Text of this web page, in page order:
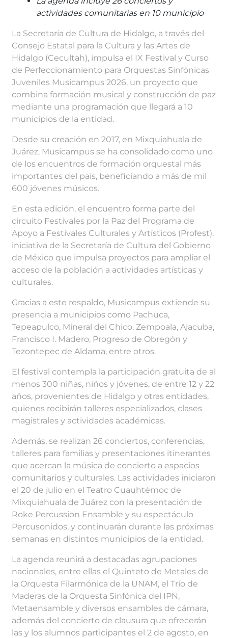
actividades comunitarias en 10 municipio
La Secretaría de Cultura de Hidalgo, a través del
Consejo Estatal para la Cultura y las Artes de
Hidalgo (Cecultah), impulsa el IX Festival y Curso
de Perfeccionamiento para Orquestas Sinfónicas
Juveniles Musicampus 2026, un proyecto que
combina formación musical y construcción de paz
mediante una programación que llegará a 10
municipios de la entidad.
Desde su creación en 2017, en Mixquiahuala de
Juárez, Musicampus se ha consolidado como uno
de los encuentros de formación orquestal más
importantes del país, beneficiando a más de mil
600 jóvenes músicos.
En esta edición, el encuentro forma parte del
circuito Festivales por la Paz del Programa de
Apoyo a Festivales Culturales y Artísticos (Profest),
iniciativa de la Secretaría de Cultura del Gobierno
de México que impulsa proyectos para ampliar el
acceso de la población a actividades artísticas y
culturales.
Gracias a este respaldo, Musicampus extiende su
presencia a municipios como Pachuca,
Tepeapulco, Mineral del Chico, Zempoala, Ajacuba,
Francisco I. Madero, Progreso de Obregón y
Tezontepec de Aldama, entre otros.
El festival contempla la participación gratuita de al
menos 300 niñas, niños y jóvenes, de entre 12 y 22
años, provenientes de Hidalgo y otras entidades,
quienes recibirán talleres especializados, clases
magistrales y actividades académicas.
Además, se realizan 26 conciertos, conferencias,
talleres para familias y presentaciones itinerantes
que acercan la música de concierto a espacios
comunitarios y culturales. Las actividades iniciaron
el 20 de julio en el Teatro Cuauhtémoc de
Mixquiahuala de Juárez con la presentación de
Roke Percussion Ensamble y su espectáculo
Percusonidos, y continuarán durante las próximas
semanas en distintos municipios de la entidad.
La agenda reunirá a destacadas agrupaciones
nacionales, entre ellas el Quinteto de Metales de
la Orquesta Filarmónica de la UNAM, el Trío de
Maderas de la Orquesta Sinfónica del IPN,
Metaensamble y diversos ensambles de cámara,
además del concierto de clausura que ofrecerán
las y los alumnos participantes el 2 de agosto, en